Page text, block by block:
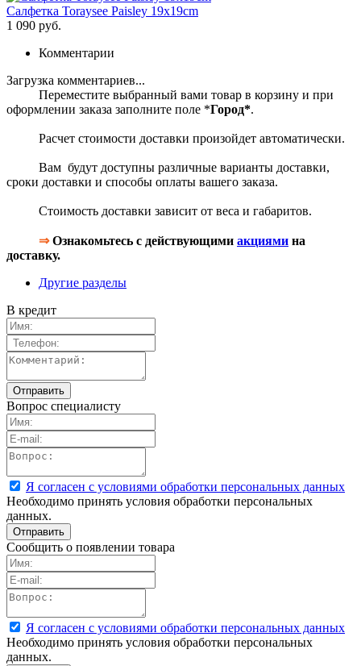
Салфетка Toraysee Paisley 19x19cm
1 090 руб.
Комментарии
Загрузка комментариев...
Переместите выбранный вами товар в корзину и при
оформлении заказа заполните поле *Город*.
Расчет стоимости доставки произойдет автоматически.
Вам будут доступны различные варианты доставки,
сроки доставки и способы оплаты вашего заказа.
Стоимость доставки зависит от веса и габаритов.
⇒Ознакомьтесь с действующими акциями на
доставку.
Другие разделы
В кредит
Вопрос специалисту
Я согласен с условиями обработки персональных данных
Необходимо принять условия обработки персональных
данных.
Сообщить о появлении товара
Я согласен с условиями обработки персональных данных
Необходимо принять условия обработки персональных
данных.